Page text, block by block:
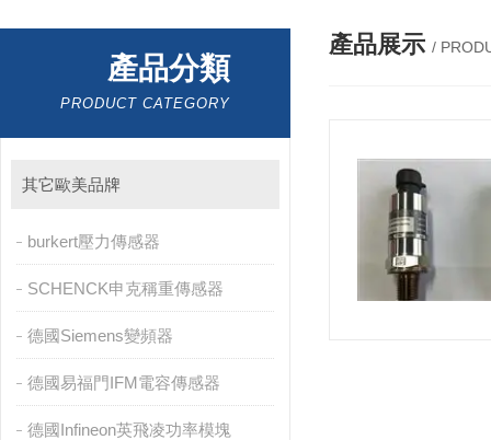
產品分類
PRODUCT CATEGORY
其它歐美品牌
burkert壓力傳感器
SCHENCK申克稱重傳感器
德國Siemens變頻器
德國易福門IFM電容傳感器
德國Infineon英飛凌功率模塊
產品展示 /